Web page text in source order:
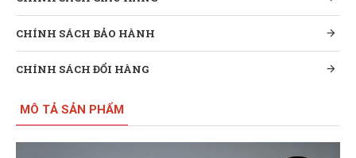
CHÍNH SÁCH BẢO HÀNH
CHÍNH SÁCH ĐỔI HÀNG
MÔ TẢ SẢN PHẨM